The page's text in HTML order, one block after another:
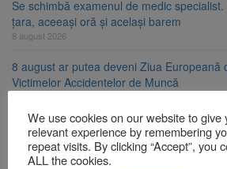
Se schimbă examenul de medic
țara, aceeași oră și același barem
8 august 2026
8 august ar putea deveni Ziua Europeană
Victimelor Accidentelor de Muncă
Am început demolarea fostului complex
Star
8 august 2026
We use cookies on our website to give
relevant experience by remembering
repeat visits. By clicking “Accept”, you
ALL the cookies.